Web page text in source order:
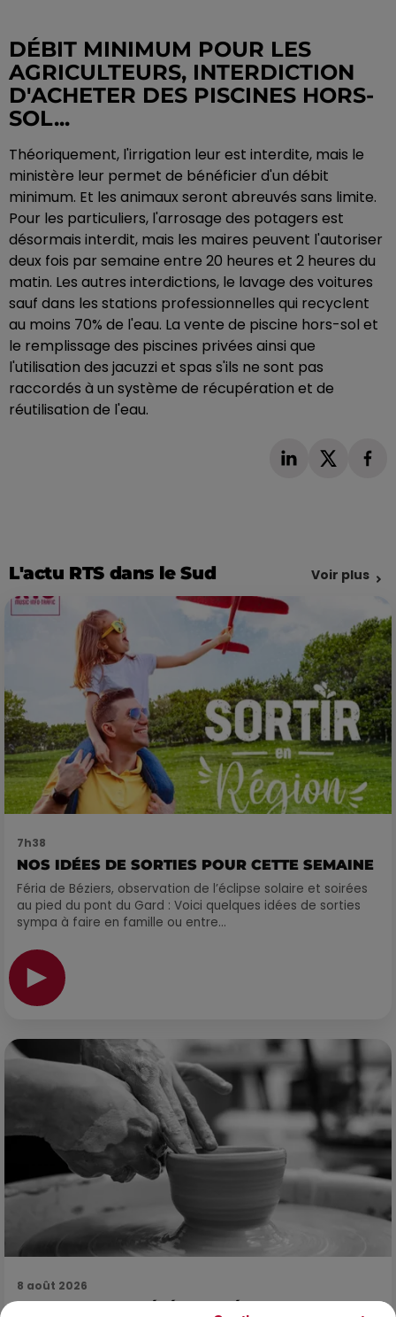
DÉBIT MINIMUM POUR LES
AGRICULTEURS, INTERDICTION
D'ACHETER DES PISCINES HORS-
SOL...
Théoriquement, l'irrigation leur est interdite, mais le
ministère leur permet de bénéficier d'un débit
minimum. Et les animaux seront abreuvés sans limite.
Pour les particuliers, l'arrosage des potagers est
désormais interdit, mais les maires peuvent l'autoriser
deux fois par semaine entre 20 heures et 2 heures du
matin. Les autres interdictions, le lavage des voitures
sauf dans les stations professionnelles qui recyclent
au moins 70% de l'eau. La vente de piscine hors-sol et
le remplissage des piscines privées ainsi que
l'utilisation des jacuzzi et spas s'ils ne sont pas
raccordés à un système de récupération et de
réutilisation de l'eau.
L'actu RTS dans le Sud Voir plus
7h38
NOS IDÉES DE SORTIES POUR CETTE SEMAINE
Féria de Béziers, observation de l’éclipse solaire et soirées
au pied du pont du Gard : Voici quelques idées de sorties
sympa à faire en famille ou entre...
8 août 2026